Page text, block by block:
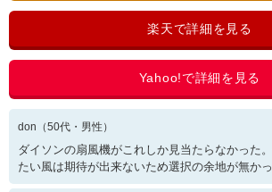
don （50代・ 男性 ）
ダイソンの扇風機がこれしか見当たらなかった
たい風は期待が出来ないため選択の余地が無か